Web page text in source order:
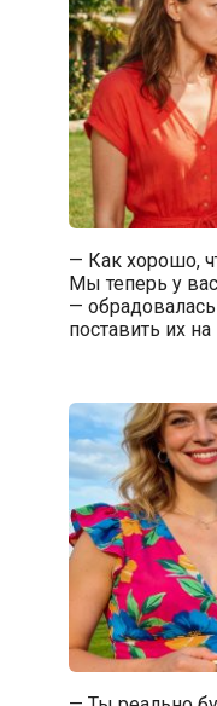
— Как хорошо,
Мы теперь у
—
поставить их